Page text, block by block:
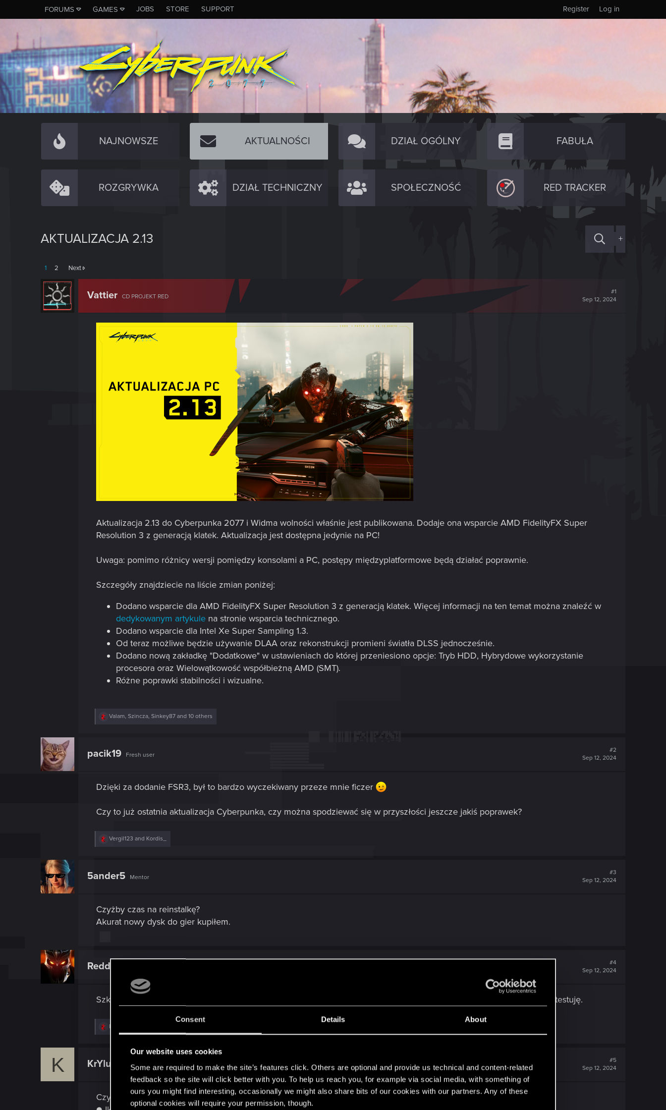
Consent Details About
Our website uses cookies
Some are required to make the site’s features click. Others are optional and provide us technical and content-related
feedback so the site will click better with you. To help us reach you, for example via social media, with something of
ours you might find interesting, occasionally we might also share bits of our cookies with our partners. Any of these
optional cookies will require your permission, though.
FORUMS GAMES JOBS STORE SUPPORT Log in
Register
NAJNOWSZE AKTUALNOŚCI DZIAŁ OGÓLNY FABUŁA
ROZGRYWKA DZIAŁ TECHNICZNY SPOŁECZNOŚĆ RED TRACKER
AKTUALIZACJA 2.13 +
1 2 Next
Vattier CD PROJEKT RED
#1
Sep 12, 2024
Aktualizacja 2.13 do Cyberpunka 2077 i Widma wolności właśnie jest publikowana. Dodaje ona wsparcie AMD FidelityFX Super
Resolution 3 z generacją klatek. Aktualizacja jest dostępna jedynie na PC!
Uwaga: pomimo różnicy wersji pomiędzy konsolami a PC, postępy międzyplatformowe będą działać poprawnie.
Szczegóły znajdziecie na liście zmian poniżej:
Dodano wsparcie dla AMD FidelityFX Super Resolution 3 z generacją klatek. Więcej informacji na ten temat można znaleźć w
dedykowanym artykule na stronie wsparcia technicznego.
Dodano wsparcie dla Intel Xe Super Sampling 1.3.
Od teraz możliwe będzie używanie DLAA oraz rekonstrukcji promieni światła DLSS jednocześnie.
Dodano nową zakładkę "Dodatkowe" w ustawieniach do której przeniesiono opcje: Tryb HDD, Hybrydowe wykorzystanie
procesora oraz Wielowątkowość współbieżną AMD (SMT).
Różne poprawki stabilności i wizualne.
R
i
:
Valam, Szincza, Sinkey87 and 10 others
pacik19 Fresh user
#2
Sep 12, 2024
Dzięki za dodanie FSR3, był to bardzo wyczekiwany przeze mnie ficzer
Czy to już ostatnia aktualizacja Cyberpunka, czy można spodziewać się w przyszłości jeszcze jakiś poprawek?
R
i
:
Vergil123 and Kordis_
5ander5 Mentor
#3
Sep 12, 2024
Czyżby czas na reinstalkę?
Akurat nowy dysk do gier kupiłem.
Reddzik
#4
Sep 12, 2024
Szkoda, że FSR w wersji 3.0, a nie 3.1 i niestety ale FG nie będzie działać z DLSS, no ale chociaż tyle, zainstaluję i przetestuję.
R
i
:
Kordis_
K KrYlu Fresh user
#5
Sep 12, 2024
Czy wy serio przez tyle miesięcy nie naprawiliście choćby akceleratora synaptycznego który się zapętla???